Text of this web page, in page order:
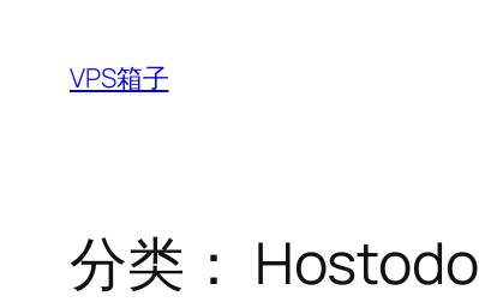
VPS箱子
分类： Hostodo